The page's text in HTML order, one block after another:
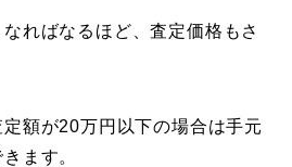
ればなるほど、査定価格もさ
額が20万円以下の場合は手元
ます。